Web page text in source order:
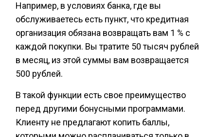
Например, в условиях банка, где вы
обслуживаетесь есть пункт, что кредитная
организация обязана возвращать вам 1 % с
каждой покупки. Вы тратите 50 тысяч рублей
в месяц, из этой суммы вам возвращается
500 рублей.
В такой функции есть свое преимущество
перед другими бонусными программами.
Клиенту не предлагают копить баллы,